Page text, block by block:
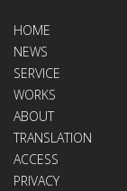
HOME
NEWS
SERVICE
WORKS
ABOUT
TRANSLATION
ACCESS
PRIVACY